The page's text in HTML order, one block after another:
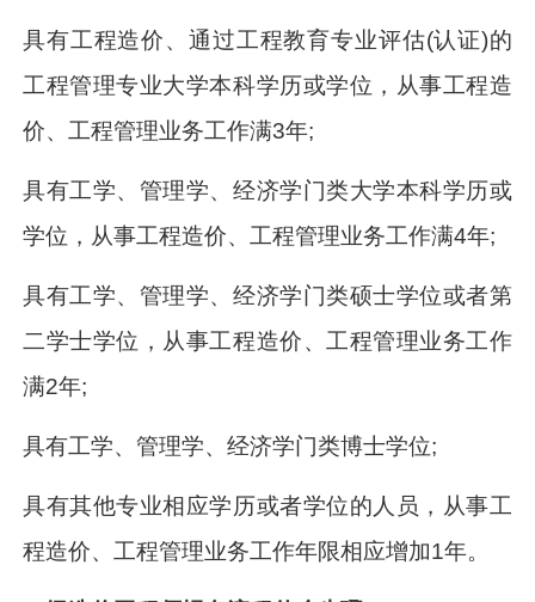
具有工程造价、通过工程教育专业评估(认证)的
工程管理专业大学本科学历或学位，从事工程造
价、工程管理业务工作满3年;
具有工学、管理学、经济学门类大学本科学历或
学位，从事工程造价、工程管理业务工作满4年;
具有工学、管理学、经济学门类硕士学位或者第
二学士学位，从事工程造价、工程管理业务工作
满2年;
具有工学、管理学、经济学门类博士学位;
具有其他专业相应学历或者学位的人员，从事工
程造价、工程管理业务工作年限相应增加1年。